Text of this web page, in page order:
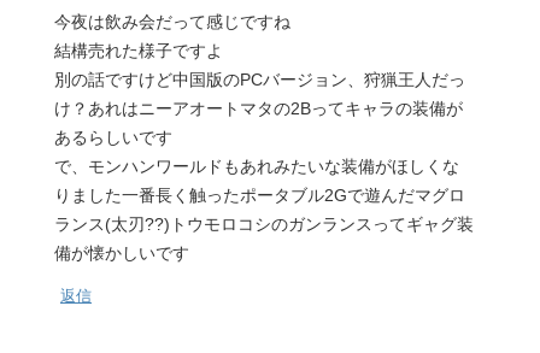
今夜は飲み会だって感じですね
結構売れた様子ですよ
別の話ですけど中国版のPCバージョン、狩猟王人だっ
け？あれはニーアオートマタの2Bってキャラの装備が
あるらしいです
で、モンハンワールドもあれみたいな装備がほしくな
りました一番長く触ったポータブル2Gで遊んだマグロ
ランス(太刃??)トウモロコシのガンランスってギャグ装
備が懐かしいです
返信